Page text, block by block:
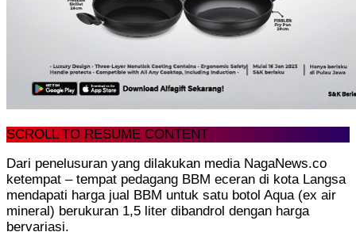
SCROLL TO RESUME CONTENT
Dari penelusuran yang dilakukan media NagaNews.co
ketempat – tempat pedagang BBM eceran di kota Langsa
mendapati harga jual BBM untuk satu botol Aqua (ex air
mineral) berukuran 1,5 liter dibandrol dengan harga
bervariasi.